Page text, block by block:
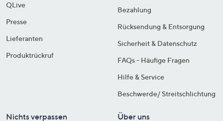
QLive
Presse
Lieferanten
Produktrückruf
Bezahlung
Rücksendung & Entsorgung
Sicherheit & Datenschutz
FAQs - Häufige Fragen
Hilfe & Service
Beschwerde/ Streitschlichtung
Nichts verpassen Über uns